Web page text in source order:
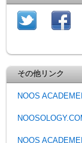
その他リンク
NOOS
NOOS